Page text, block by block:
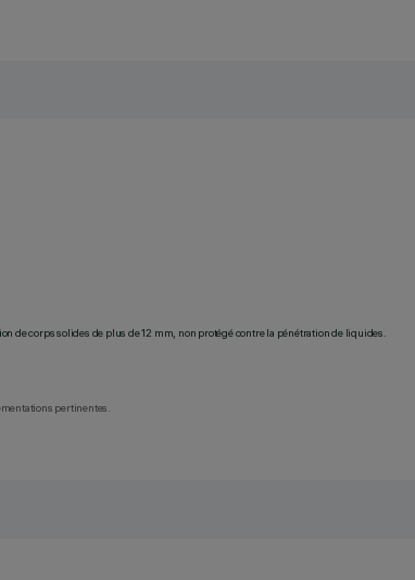
de corps solides de plus de 12 mm, non protégé contre la pénétration de liquides.
pertinentes.